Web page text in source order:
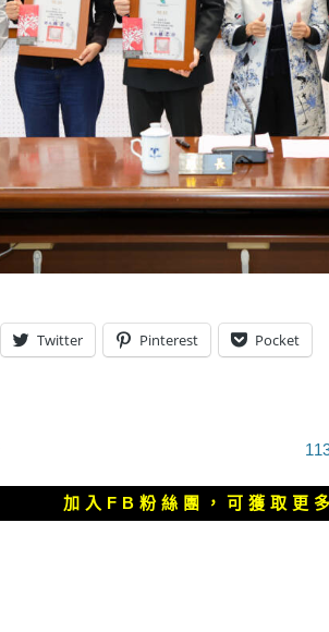
Twitter Pinterest Pocket
篇
文
加入FB粉絲團，可獲取更